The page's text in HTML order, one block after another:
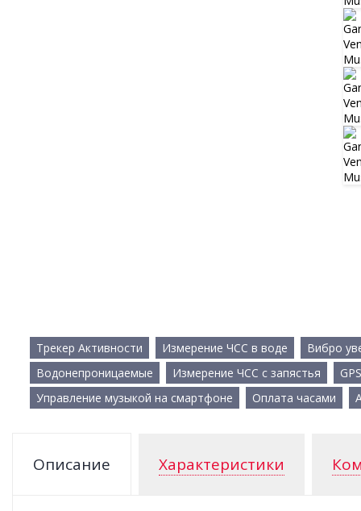
Трекер Активности Измерение ЧСС в воде
Вибро
Водонепроницаемые
Измерение ЧСС с запястья
GPS
Управление музыкой на смартфоне
Оплата часами
Описание Характеристики